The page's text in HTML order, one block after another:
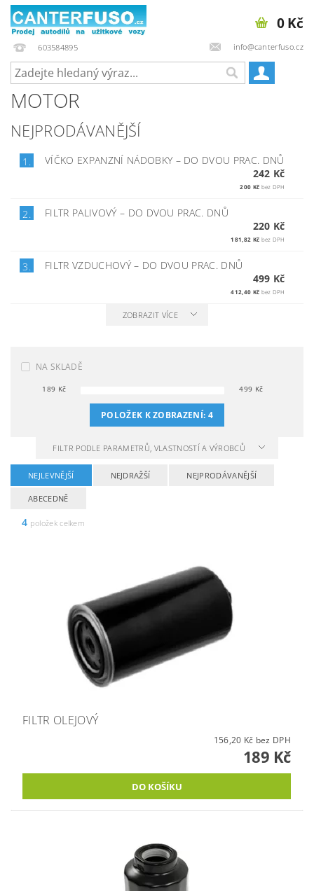
603584895 info@canterfuso.cz
0 Kč
MOTOR
NEJPRODÁVANĚJŠÍ
1. VÍČKO EXPANZNÍ NÁDOBKY – DO DVOU PRAC. DNŮ
242 Kč
200 Kč bez DPH
2. FILTR PALIVOVÝ – DO DVOU PRAC. DNŮ
220 Kč
181,82 Kč bez DPH
3. FILTR VZDUCHOVÝ– DO DVOU PRAC. DNŮ
499 Kč
412,40 Kč bez DPH
ZOBRAZIT VÍCE
NA SKLADĚ
189 Kč 499 Kč
POLOŽEK K ZOBRAZENÍ: 4
FILTR PODLE PARAMETRŮ, VLASTNOSTÍ A VÝROBCŮ
NEJLEVNĚJŠÍ NEJDRAŽŠÍ NEJPRODÁVANĚJŠÍ
ABECEDNĚ
4 položek celkem
FILTR OLEJOVÝ
156,20 Kč bez DPH
189 Kč